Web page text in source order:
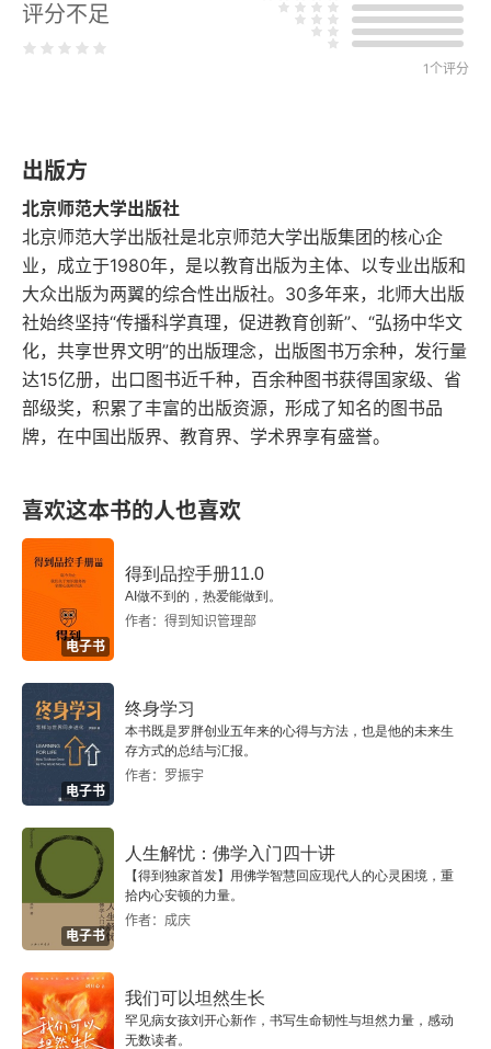
一 仁道原则的展开
四 恒心的根据与惟义所在
五 从执中而权到君子反经
六 内圣的走向
第三章 演进中的折变
一 天人之际：从相分到互动
二 制天命而用之：自由理想的扩展
三 各得其宜与群居和一
四 义的外部确证及其工具化
五 从以权应变到以道壹人
六 全而粹与化性起伪
第四章 价值本体的建构及其内化
一 《易传》：价值本体的建构
二 价值本体的双重内化
三 止于至善与修身为本
第五章 正统的形成
一 形上之天与人文取向
二 德威交融：仁道原则的转换
评分不足
1个评分
出版方
北京师范大学出版社
北京师范大学出版社是北京师范大学出版集团的核心企
业，成立于1980年，是以教育出版为主体、以专业出版和
大众出版为两翼的综合性出版社。30多年来，北师大出版
社始终坚持“传播科学真理，促进教育创新”、“弘扬中华文
化，共享世界文明”的出版理念，出版图书万余种，发行量
达15亿册，出口图书近千种，百余种图书获得国家级、省
部级奖，积累了丰富的出版资源，形成了知名的图书品
牌，在中国出版界、教育界、学术界享有盛誉。
喜欢这本书的人也喜欢
电子书
得到品控手册11.0
AI做不到的，热爱能做到。
作者：得到知识管理部
电子书
终身学习
本书既是罗胖创业五年来的心得与方法，也是他的未来生
存方式的总结与汇报。
作者：罗振宇
电子书
人生解忧：佛学入门四十讲
【得到独家首发】用佛学智慧回应现代人的心灵困境，重
拾内心安顿的力量。
作者：成庆
我们可以坦然生长
罕见病女孩刘开心新作，书写生命韧性与坦然力量，感动
无数读者。